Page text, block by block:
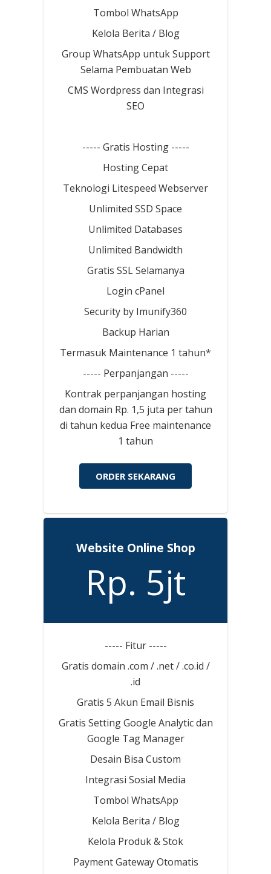
Tombol WhatsApp
Kelola Berita / Blog
Group WhatsApp untuk Support
Selama Pembuatan Web
CMS Wordpress dan Integrasi
SEO
----- Gratis Hosting -----
Hosting Cepat
Teknologi Litespeed Webserver
Unlimited SSD Space
Unlimited Databases
Unlimited Bandwidth
Gratis SSL Selamanya
Login cPanel
Security by Imunify360
Backup Harian
Termasuk Maintenance 1 tahun*
----- Perpanjangan -----
Kontrak perpanjangan hosting
dan domain Rp. 1,5 juta per tahun
di tahun kedua Free maintenance
1 tahun
ORDER SEKARANG
Website Online Shop
Rp. 5jt
----- Fitur -----
Gratis domain .com / .net / .co.id /
.id
Gratis 5 Akun Email Bisnis
Gratis Setting Google Analytic dan
Google Tag Manager
Desain Bisa Custom
Integrasi Sosial Media
Tombol WhatsApp
Kelola Berita / Blog
Kelola Produk & Stok
Payment Gateway Otomatis